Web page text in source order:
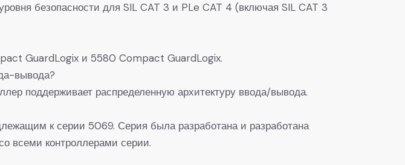
безопасности для SIL CAT 3 и PLe CAT 4 (включая SIL CAT 3
GuardLogix и 5580 Compact GuardLogix.
вывода?
поддерживает распределенную архитектуру ввода/вывода.
к серии 5069. Серия была разработана и разработана
всеми контроллерами серии.